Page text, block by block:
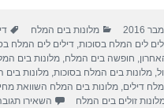
s
A
p
gr
a
m
e
קטגוריות
מלונות בים המלח
לים המלח בסוכות,דילים לים המלח
, חופשה בים המלח,מלונות בים
,מלונות בים המלח בסוכות,מלונות בים
דילים,מלונות בים המלח השוואת
זולים בים המלח השאירו